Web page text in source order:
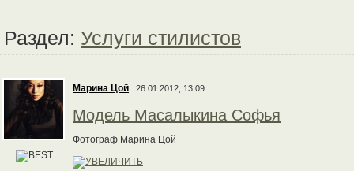
Раздел: Услуги стилистов
Марина Цой 26.01.2012, 13:09
Модель Масалыкина Софья
Фотограф Марина Цой